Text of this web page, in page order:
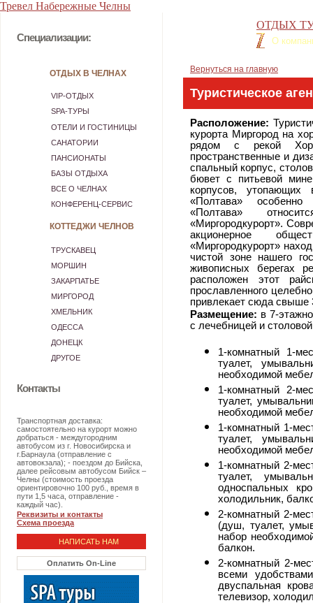
Тревел Набережные Челны
Специализации:
ОТДЫХ В ЧЕЛНАХ
VIP-ОТДЫХ
SPA-ТУРЫ
ОТЕЛИ И ГОСТИНИЦЫ
САНАТОРИИ
ПАНСИОНАТЫ
БАЗЫ ОТДЫХА
ВСЕ О ЧЕЛНАХ
КОНФЕРЕНЦ-СЕРВИС
КОТТЕДЖИ ЧЕЛНОВ
ТРУСКАВЕЦ
МОРШИН
ЗАКАРПАТЬЕ
МИРГОРОД
ХМЕЛЬНИК
ОДЕССА
ДОНЕЦК
ДРУГОЕ
Контакты
Транспортная доставка:
самостоятельно на курорт можно
добраться - междугородним
автобусом из г. Новосибирска и
г.Барнаула (отправление с
автовокзала); - поездом до Бийска,
далее рейсовым автобусом Бийск –
Челны (стоимость проезда
ориентировочно 100 руб., время в
пути 1,5 часа, отправление -
каждый час).
Реквизиты и контакты
Схема проезда
НАПИСАТЬ НАМ
Оплатить On-Line
ОТДЫХ
О
Вернуться на главную
Туристическое
Расположение:
курорта Миргород на
рядом с рекой
пространственные и
спальный корпус,
бювет с питьевой
корпусов,
«Полтава» особенно
«Полтава»
«Миргородкурорт».
акционерное
«Миргородкурорт»
чистой зоне нашего
живописных берегах
расположен этот
прославленного
привлекает сюда свыше
Размещение: в 7-
с лечебницей и
1-комнатный 1-
туалет,
необходимой
1-комнатный 2-
туалет,
необходимой
1-комнатный 1-
туалет,
необходимой
1-комнатный 2-
туалет,
односпальных
холодильник,
2-комнатный 2-
(душ, туалет,
набор
балкон.
2-комнатный 2-
всеми
двуспальная
телевизор,